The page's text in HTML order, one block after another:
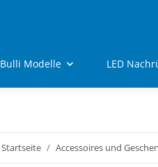
Bulli Modelle LED
Startseite Accessoires und